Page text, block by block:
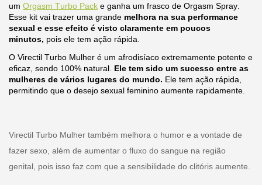
um Orgasm Turbo Packe ganha um frasco de Orgasm Spray.
Esse kit vai trazer uma grande melhora na sua performance
sexual e esse efeito é visto claramente em poucos
minutos, pois ele tem ação rápida.
O Virectil Turbo Mulher é um afrodisíaco extremamente potente e
eficaz, sendo 100% natural. Ele tem sido um sucesso entre as
mulheres de vários lugares do mundo. Ele tem ação rápida,
permitindo que o desejo sexual feminino aumente rapidamente.
Virectil Turbo Mulher também melhora o humor e a vontade de
fazer sexo, além de aumentar o fluxo do sangue na região
genital, pois isso faz com que a sensibilidade do clitóris aumente.